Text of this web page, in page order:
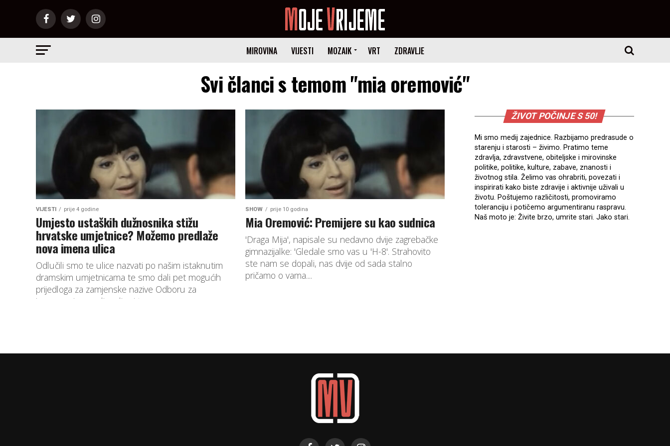
MIROVINA VIJESTI MOZAIK VRT ZDRAVLJE
Svi članci s temom "mia oremović"
VIJESTI prije 4 godine
Umjesto ustaških dužnosnika stižu
hrvatske umjetnice? Možemo predlaže
nova imena ulica
Odlučili smo te ulice nazvati po našim istaknutim
dramskim umjetnicama te smo dali pet mogućih
prijedloga za zamjenske nazive Odboru za
imenovanje naselja, ulica i trgova...
SHOW prije 10 godina
Mia Oremović: Premijere su kao sudnica
'Draga Mija', napisale su nedavno dvije zagrebačke
gimnazijalke: 'Gledale smo vas u 'H-8'. Strahovito
ste nam se dopali, nas dvije od sada stalno
pričamo o vama....
ŽIVOT POČINJE S 50!
Mi smo medij zajednice. Razbijamo predrasude o
starenju i starosti – živimo. Pratimo teme
zdravlja, zdravstvene, obiteljske i mirovinske
politike, politike, kulture, zabave, znanosti i
životnog stila. Želimo vas ohrabriti, povezati i
inspirirati kako biste zdravije i aktivnije uživali u
životu. Poštujemo različitosti, promoviramo
toleranciju i potičemo argumentiranu raspravu.
Naš moto je: Živite brzo, umrite stari. Jako stari.